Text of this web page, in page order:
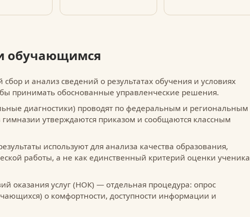
обучающимся
и анализ сведений о результатах обучения и условиях
принимать обоснованные управленческие решения.
диагностики) проводят по федеральным и региональным
утверждаются приказом и сообщаются классным
используют для анализа качества образования,
работы, а не как единственный критерий оценки ученика
оказания услуг (НОК) — отдельная процедура: опрос
о комфортности, доступности информации и